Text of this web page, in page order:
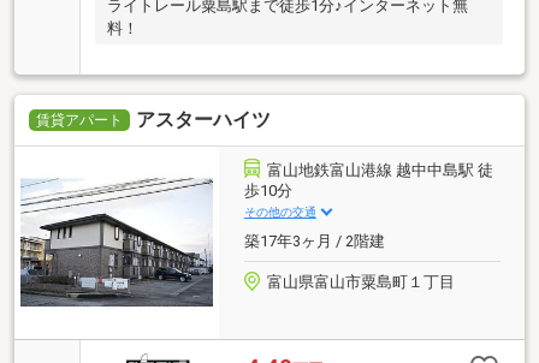
ライトレール粟島駅まで徒歩1分♪インターネット無
料！
賃貸アパート アスターハイツ
富山地鉄富山港線 越中中島駅 徒
歩10分
その他の交通
築17年3ヶ月 / 2階建
富山県富山市粟島町１丁目